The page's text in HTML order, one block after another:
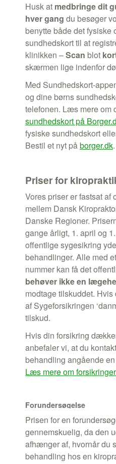
Husk at medbringe dit
hver gang du besøger
benytte både det fysiske
sundhedskort til at
klinikken –Scan blot
skærmen lige indenfor
Med Sundhedskort-
og dine børns
telefonen. Læs mere om
sundhedskort på
fysiske sundhedskort
Bestil et nyt påborger.dk.
Priser for
Vores priser er fastsat af
mellem Dansk
Danske Regioner.
gange årligt, 1. april og
offentlige sygesikring
behandlinger. Alle med
nummer kan få det
behøver ikke en
modtage tilskuddet. Hvis
af Sygeforsikringen
tilskud.
Hvis din forsikring
anbefaler vi, at du
behandling angående
Læs mere om
Forundersøgelse
Prisen for en
gennemskuelig, da den
afhænger af, hvornår du
behandling hos en